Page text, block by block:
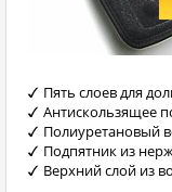
Пять слоев для
Антискользящее
Полиуретановый
Подпятник из
Верхний слой из